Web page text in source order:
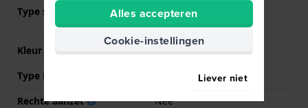
Type sluiting
Vlindersluiting met
drukknoppen
Kleur sluiting
Type Bevestiging
Bandpennen
Rechte aanzet
Nee
Alles accepteren
Cookie-instellingen
Liever niet